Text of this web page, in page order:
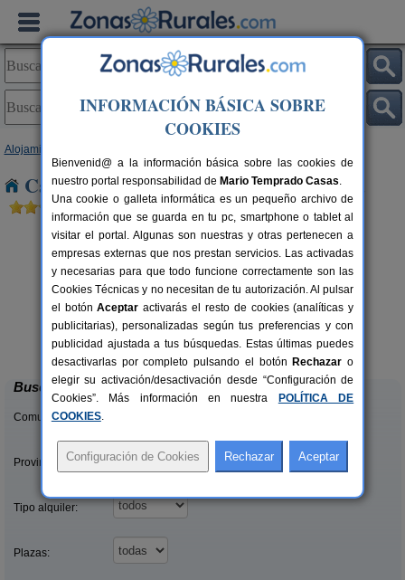
Alojamientos
Casas Rurales cerca de Aguilar de Tera
8-21+3 pers.
desde25 €
El Corazón Verde
Badilla (Zamora)
Buscar
Comunidades:
Provincias/Islas:
Tipo alquiler:
Plazas:
INFORMACIÓN BÁSICA SOBRE
COOKIES
Bienvenid@ a la información básica sobre las cookies de
nuestro portal responsabilidad de Mario Temprado Casas.
Una cookie o galleta informática es un pequeño archivo de
información que se guarda en tu pc, smartphone o tablet al
visitar el portal. Algunas son nuestras y otras pertenecen a
empresas externas que nos prestan servicios. Las activadas
y necesarias para que todo funcione correctamente son las
Cookies Técnicas y no necesitan de tu autorización. Al pulsar
el botónAceptar activarás el resto de cookies (analíticas y
publicitarias), personalizadas según tus preferencias y con
publicidad ajustada a tus búsquedas. Estas últimas puedes
desactivarlas por completo pulsando el botón Rechazar o
elegir su activación/desactivación desde “Configuración de
Cookies”. Más información en nuestra
POLÍTICA DE
COOKIES.